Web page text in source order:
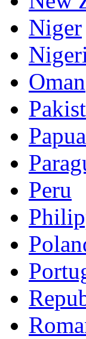
Niger
Oman
Peru